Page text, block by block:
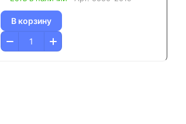
В корзину